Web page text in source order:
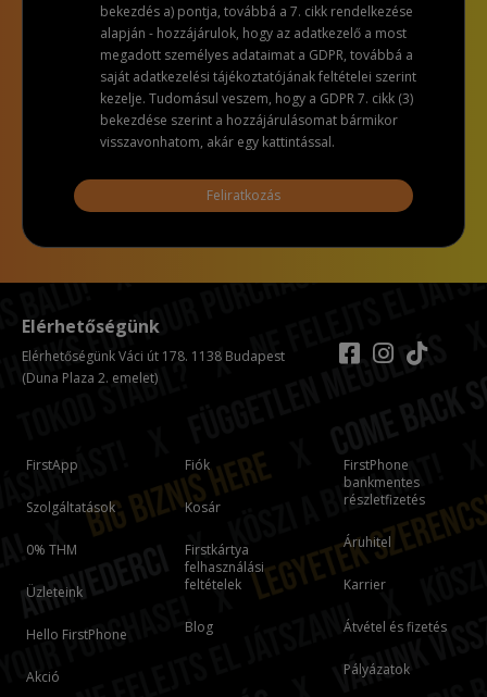
bekezdés a) pontja, továbbá a 7. cikk rendelkezése
alapján - hozzájárulok, hogy az adatkezelő a most
megadott személyes adataimat a GDPR, továbbá a
saját adatkezelési tájékoztatójának feltételei szerint
kezelje. Tudomásul veszem, hogy a GDPR 7. cikk (3)
bekezdése szerint a hozzájárulásomat bármikor
visszavonhatom, akár egy kattintással.
Feliratkozás
FirstApp
Szolgáltatások
0% THM
Üzleteink
Hello FirstPhone
Akció
Fiók
Kosár
Firstkártya
felhasználási
feltételek
Blog
FirstPhone
bankmentes
részletfizetés
Áruhitel
Karrier
Átvétel és fizetés
Pályázatok
Elérhetőségünk
Elérhetőségünk Váci út 178. 1138 Budapest
(Duna Plaza 2. emelet)